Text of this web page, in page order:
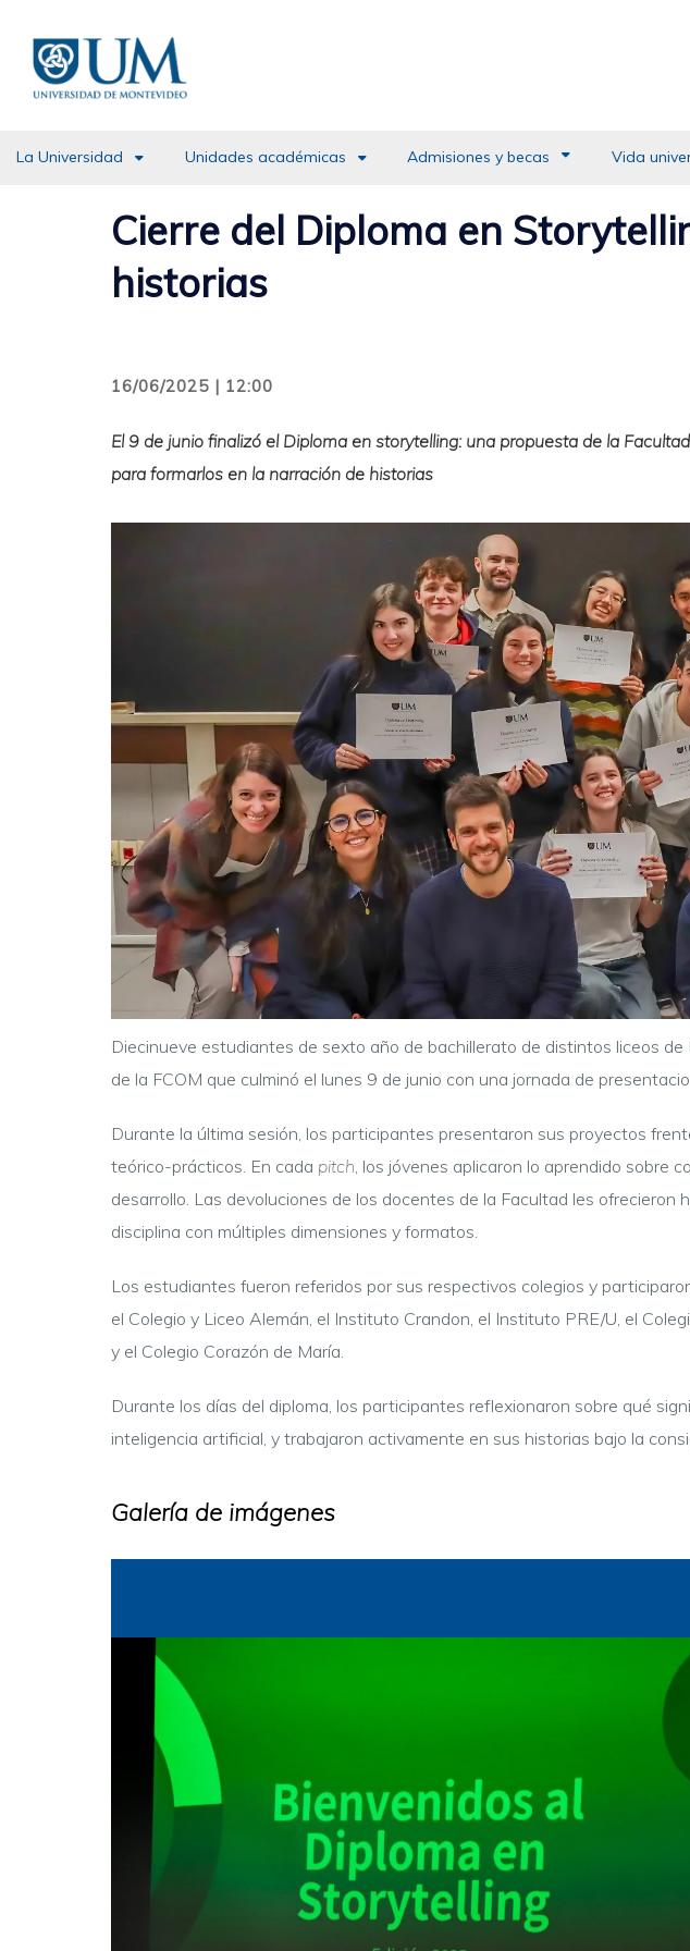
contenido
principal
La Universidad Unidades académicas Admisiones y becas Vida
Cierre del Diploma en
historias
16/06/2025 | 12:00
El 9 de junio finalizó el Diploma en storytelling: una propuesta de la
para formarlos en la narración de historias
Diecinueve estudiantes de sexto año de bachillerato de distintos liceos
de la FCOM que culminó el lunes 9 de junio con una jornada de
Durante la última sesión, los participantes presentaron sus proyectos
teórico-prácticos. En cada pitch, los jóvenes aplicaron lo aprendido sobre
desarrollo. Las devoluciones de los docentes de la Facultad les
disciplina con múltiples dimensiones y formatos.
Los estudiantes fueron referidos por sus respectivos colegios y
el Colegio y Liceo Alemán, el Instituto Crandon, el Instituto PRE/U, el
y el Colegio Corazón de María.
Durante los días del diploma, los participantes reflexionaron sobre qué
inteligencia artificial, y trabajaron activamente en sus historias bajo la
Galería de imágenes